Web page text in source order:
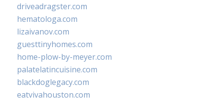
driveadragster.com
hematologa.com
lizaivanov.com
guesttinyhomes.com
home-plow-by-meyer.com
palatelatincuisine.com
blackdoglegacy.com
eatvivahouston.com